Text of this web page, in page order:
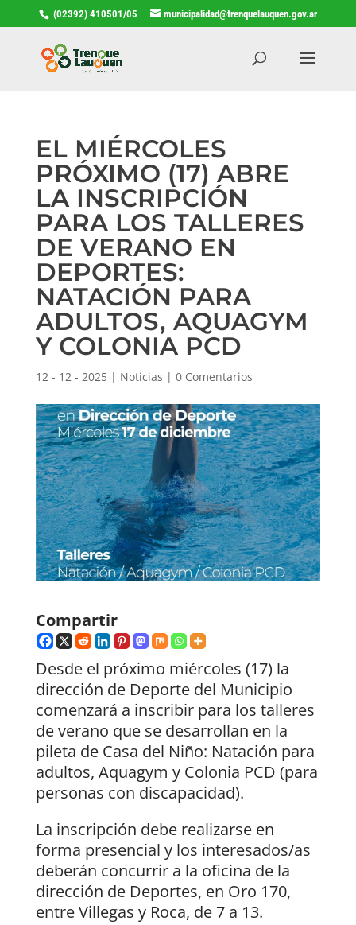
(02392) 410501/05 municipalidad@trenquelauquen.gov.ar
EL MIÉRCOLES
PRÓXIMO (17) ABRE
LA INSCRIPCIÓN
PARA LOS TALLERES
DE VERANO EN
DEPORTES:
NATACIÓN PARA
ADULTOS, AQUAGYM
Y COLONIA PCD
12 - 12 - 2025| Noticias | 0 Comentarios
Compartir
Desde el próximo miércoles (17) la
dirección de Deporte del Municipio
comenzará a inscribir para los talleres
de verano que se desarrollan en la
pileta de Casa del Niño: Natación para
adultos, Aquagym y Colonia PCD (para
personas con discapacidad).
La inscripción debe realizarse en
forma presencial y los interesados/as
deberán concurrir a la oficina de la
dirección de Deportes, en Oro 170,
entre Villegas y Roca, de 7 a 13.